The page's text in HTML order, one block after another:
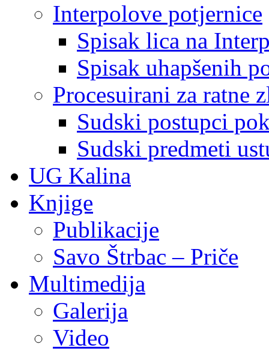
Interpolove potjernice
Spisak lica na
Spisak uhapšenih
Procesuirani za ratne
Sudski postupci
Sudski predmeti
UG Kalina
Knjige
Publikacije
Savo Štrbac – Priče
Multimedija
Galerija
Video